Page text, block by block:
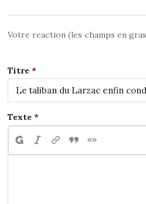
Votre reaction (les champs en
Titre
Texte